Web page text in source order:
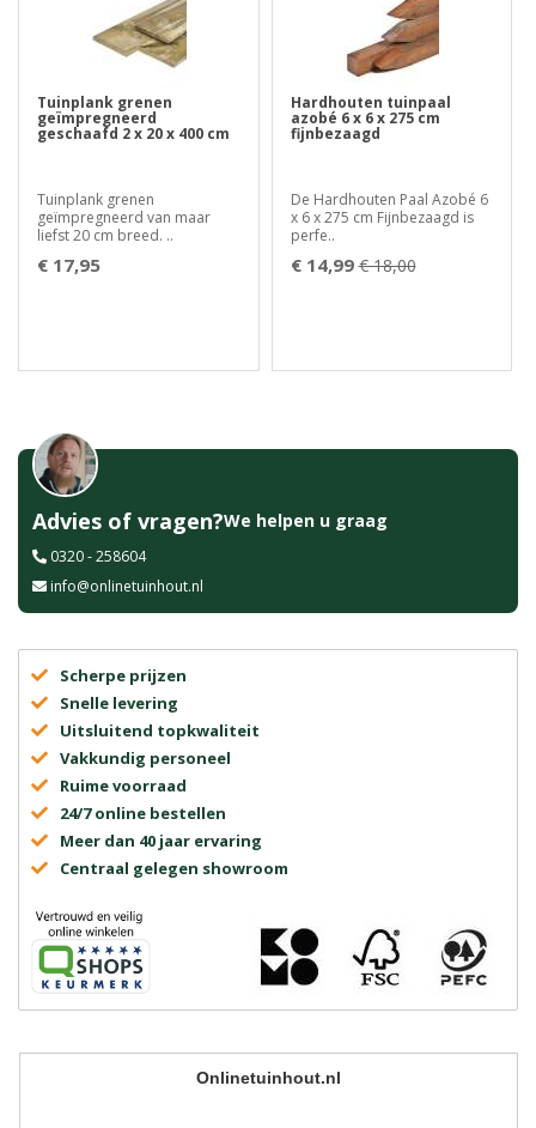
Tuinplank grenen
geïmpregneerd
geschaafd 2 x 20 x 400 cm
Tuinplank grenen
geïmpregneerd van maar
liefst 20 cm breed. ..
€ 17,95
Hardhouten tuinpaal
azobé 6 x 6 x 275 cm
fijnbezaagd
De Hardhouten Paal Azobé 6
x 6 x 275 cm Fijnbezaagd is
perfe..
€ 14,99 € 18,00
Advies of vragen?We helpen u graag
0320 - 258604
info@onlinetuinhout.nl
Scherpe prijzen
Snelle levering
Uitsluitend topkwaliteit
Vakkundig personeel
Ruime voorraad
24/7 online bestellen
Meer dan 40 jaar ervaring
Centraal gelegen showroom
Onlinetuinhout.nl